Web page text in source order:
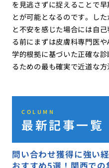
を見逃さずに捉えることで
とが可能となるのです。し
と不安を感じた場合には自
る前にまずは皮膚科専門医
学的根拠に基づいた正確な
るための最も確実で近道な方
COLUMN
最新記事一覧
問い合わせ獲得に強い
おすすめ5選！関西で